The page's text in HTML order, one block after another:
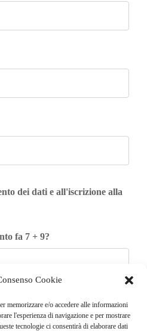
Cookie
memorizzare e/o accedere alle informazioni
l'esperienza di navigazione e per mostrare
tecnologie ci consentirà di elaborare dati
dei dati e all'iscrizione alla
fa 7 + 9?